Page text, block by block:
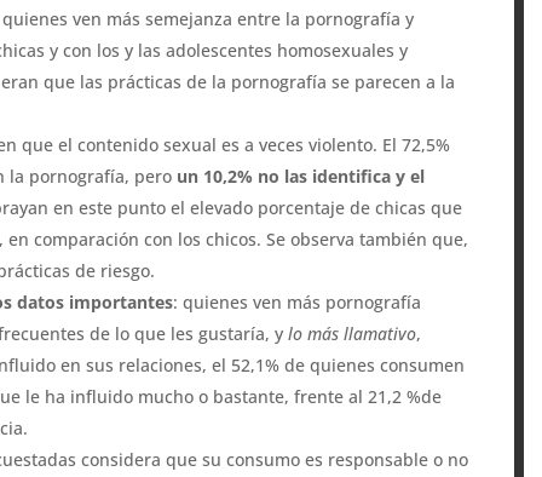
ven más semejanza entre la pornografía y
y con los y las adolescentes homosexuales y
que las prácticas de la pornografía se parecen a la
que el contenido sexual es a veces violento. El 72,5%
la pornografía, pero un 10,2% no las identifica y el
en este punto el elevado porcentaje de chicas que
comparación con los chicos. Se observa también que,
de riesgo.
datos importantes: quienes ven más pornografía
de lo que les gustaría, ylo más llamativo,
en sus relaciones, el 52,1% de quienes consumen
le ha influido mucho o bastante, frente al 21,2 %de
considera que su consumo es responsable o no